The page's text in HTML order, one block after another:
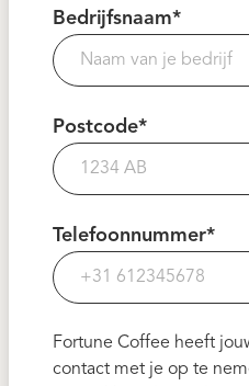
Bedrijfsnaam*
Postcode*
Telefoonnummer*
Fortune Coffee heeft
contact met je op te